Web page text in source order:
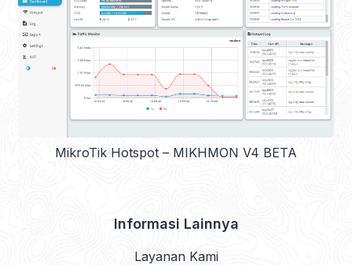
MikroTik Hotspot – MIKHMON V4 BETA
Informasi Lainnya
Layanan Kami